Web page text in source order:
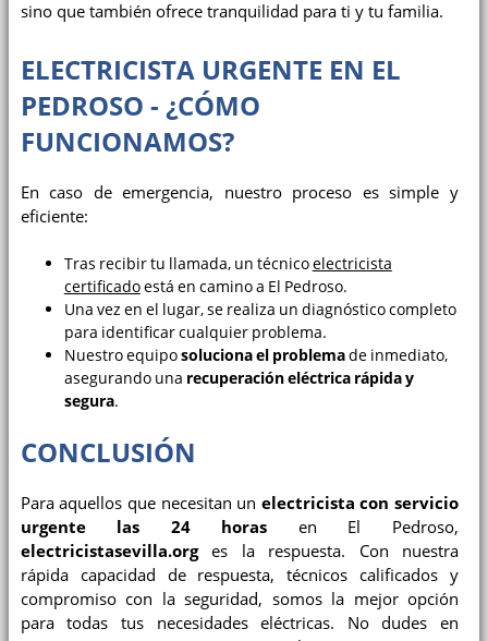
sino que también ofrece tranquilidad para ti y tu familia.
ELECTRICISTA URGENTE EN EL
PEDROSO - ¿CÓMO
FUNCIONAMOS?
En caso de emergencia, nuestro proceso es simple y
eficiente:
Tras recibir tu llamada, un técnicoelectricista
certificadoestá en camino a El Pedroso.
Una vez en el lugar, se realiza un diagnóstico completo
para identificar cualquier problema.
Nuestro equiposoluciona el problemade inmediato,
asegurando una recuperación eléctrica rápida y
segura.
CONCLUSIÓN
Para aquellos que necesitan un electricista con servicio
urgente las 24 horas en El Pedroso,
electricistasevilla.orges la respuesta. Con nuestra
rápida capacidad de respuesta, técnicos calificados y
compromiso con la seguridad, somos la mejor opción
para todas tus necesidades eléctricas. No dudes en